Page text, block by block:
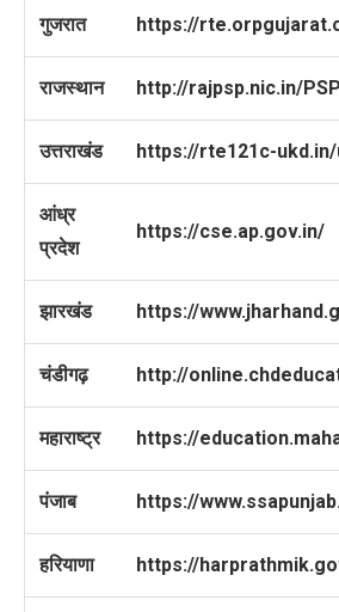
गुजरात https://
राजस्थान http://rajpsp.nic.in/
उत्तराखंड https://rte121c-
आंध्र
प्रदेश
https://cse.ap.gov.in/
झारखंड https://
चंडीगढ़ http://
महाराष्ट्र https://
पंजाब https://
हरियाणा https://